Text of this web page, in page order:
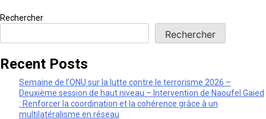
Rechercher
Rechercher
Recent Posts
Semaine de l’ONU sur la lutte contre le terrorisme 2026 –
Deuxième session de haut niveau – Intervention de Naoufel Gaied
: Renforcer la coordination et la cohérence grâce à un
multilatéralisme en réseau